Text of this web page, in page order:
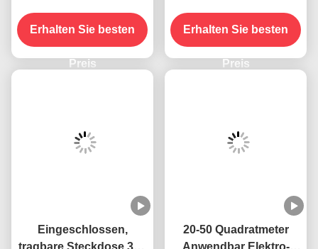
Mückenschutzlampe
Fliegende Insektenkiller
Erhalten Sie besten
Preis
Fliegende
Insektenschutzfalle
Erhalten Sie besten
Preis
tragbare Steckdose 395
NM UV-
20-50 Quadratmeter
Anwendbar Elektro-
Wandstecker Steckdose